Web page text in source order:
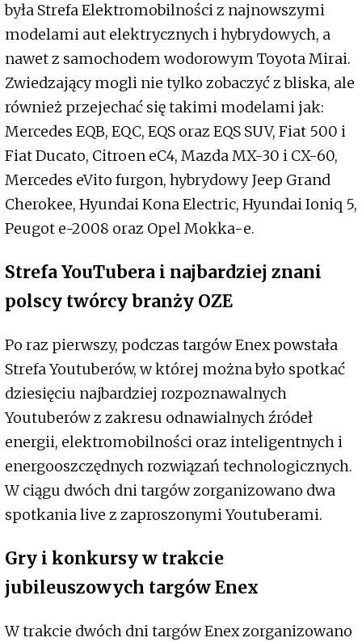
była Strefa Elektromobilności z najnowszymi
modelami aut elektrycznych i hybrydowych, a
nawet z samochodem wodorowym Toyota Mirai.
Zwiedzający mogli nie tylko zobaczyć z bliska, ale
również przejechać się takimi modelami jak:
Mercedes EQB, EQC, EQS oraz EQS SUV, Fiat 500 i
Fiat Ducato, Citroen eC4, Mazda MX-30 i CX-60,
Mercedes eVito furgon, hybrydowy Jeep Grand
Cherokee, Hyundai Kona Electric, Hyundai Ioniq 5,
Peugot e-2008 oraz Opel Mokka-e.
Strefa YouTubera i najbardziej znani
polscy twórcy branży OZE
Po raz pierwszy, podczas targów Enex powstała
Strefa Youtuberów, w której można było spotkać
dziesięciu najbardziej rozpoznawalnych
Youtuberów z zakresu odnawialnych źródeł
energii, elektromobilności oraz inteligentnych i
energooszczędnych rozwiązań technologicznych.
W ciągu dwóch dni targów zorganizowano dwa
spotkania live z zaproszonymi Youtuberami.
Gry i konkursy w trakcie
jubileuszowych targów Enex
W trakcie dwóch dni targów Enex zorganizowano